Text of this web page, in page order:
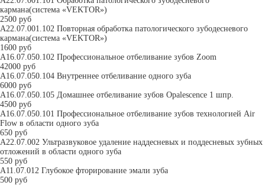
кармана(система «VEKTOR»)
2500 руб
А22.07.001.102 Повторная обработка патологического зубодесневого
кармана(система «VEKTOR»)
1600 руб
A16.07.050.102 Профессиональное отбеливание зубов Zoom
42000 руб
A16.07.050.104 Внутреннее отбеливание одного зуба
6000 руб
A16.07.050.105 Домашнее отбеливание зубов Opalescence 1 шпр.
4500 руб
A16.07.050.101 Профессиональное отбеливание зубов технологией Air
Flow в области одного зуба
650 руб
А22.07.002 Ультразвуковое удаление наддесневых и поддесневых зубных
отложений в области одного зуба
550 руб
A11.07.012 Глубокое фторирование эмали зуба
500 руб